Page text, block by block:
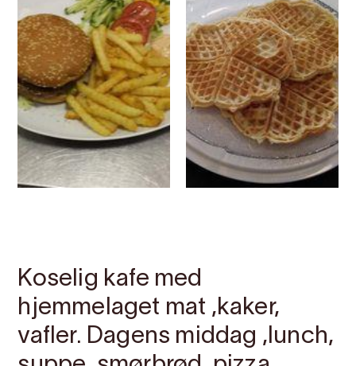
Koselig kafe med
hjemmelaget mat ,kaker,
vafler. Dagens middag ,lunch,